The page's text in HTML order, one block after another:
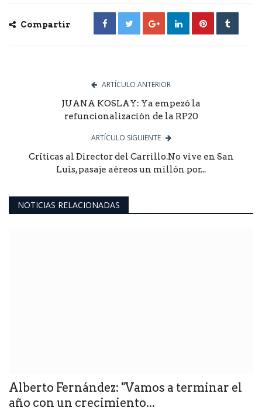
Compartir
ARTÍCULO ANTERIOR
JUANA KOSLAY: Ya empezó la
refuncionalización de la RP20
ARTÍCULO SIGUIENTE
Críticas al Director del Carrillo.No vive en San
Luis, pasaje aéreos un millón por...
NOTICIAS RELACIONADAS
Alberto Fernández: "Vamos a terminar el
año con un crecimiento...